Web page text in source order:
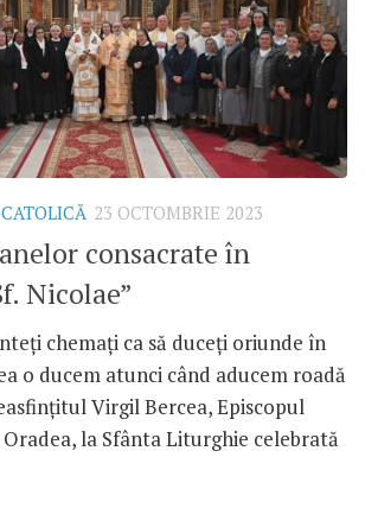
23 OCTOMBRIE 2023
consacrate în
Nicolae”
chemați ca să duceți oriunde în
o ducem atunci când aducem roadă
Virgil Bercea, Episcopul
la Sfânta Liturghie celebrată